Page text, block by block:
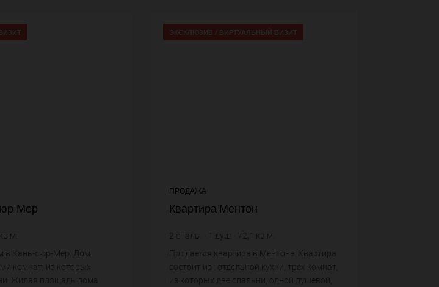
Мер
кв.м.
за кв.м.
в Кань-сюр-Мер. Дом
комнат, из которых
Жилая площадь дома
ЭКСКЛЮЗИВ / ВИРТУАЛЬНЫЙ ВИЗИТ
ПРОДАЖА
Квартира Ментон
2 спаль. душ 72,1
кв.м.
6 643,55 €
цена за кв.м.
Продается квартира в Ментоне. Квартира
состоит из : отдельной кухни, трех комнат,
из которых две спальни, одной душевой,